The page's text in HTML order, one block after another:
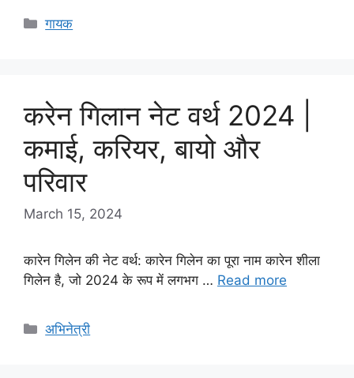
Categories
गायक
करेन गिलान नेट वर्थ 2024 |
कमाई, करियर, बायो और
परिवार
March 15, 2024
कारेन गिलेन की नेट वर्थ: कारेन गिलेन का पूरा नाम कारेन शीला
गिलेन है, जो 2024 के रूप में लगभग … Read more
Categories
अभिनेत्री